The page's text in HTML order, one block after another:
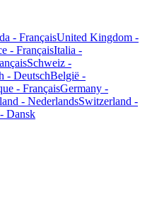
- FrançaisUnited Kingdom -
- FrançaisItalia -
Schweiz -
- DeutschBelgië -
- FrançaisGermany -
- NederlandsSwitzerland -
- Dansk